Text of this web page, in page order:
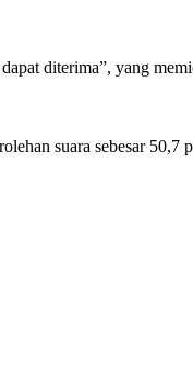
diterima”, yang
suara sebesar 50,7